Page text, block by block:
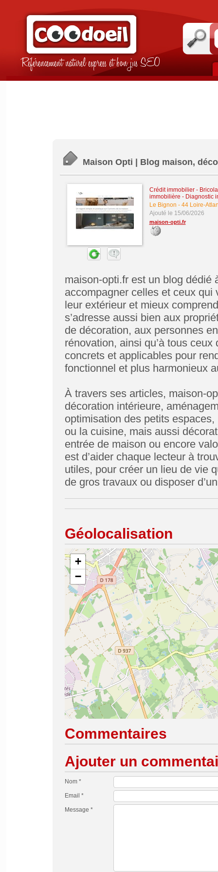
Référencement naturel express et bon jus SEO
Maison Opti | Blog maison,
Crédit immobilier-
immobilière - Diagnostic
Le Bignon - 44 Loire-
Ajouté le 15/06/2026
maison-opti.fr
maison-opti.fr est un blog dédié
accompagner celles et ceux qui
leur extérieur et mieux
s’adresse aussi bien aux
de décoration, aux personnes
rénovation, ainsi qu’à tous
concrets et applicables pour
fonctionnel et plus harmonieux
À travers ses articles, maison-
décoration intérieure,
optimisation des petits
ou la cuisine, mais aussi
entrée de maison ou encore
est d’aider chaque lecteur à
utiles, pour créer un lieu de vie
de gros travaux ou disposer
Géolocalisation
+
−
Commentaires
Ajouter un
Nom *
Email *
Message *